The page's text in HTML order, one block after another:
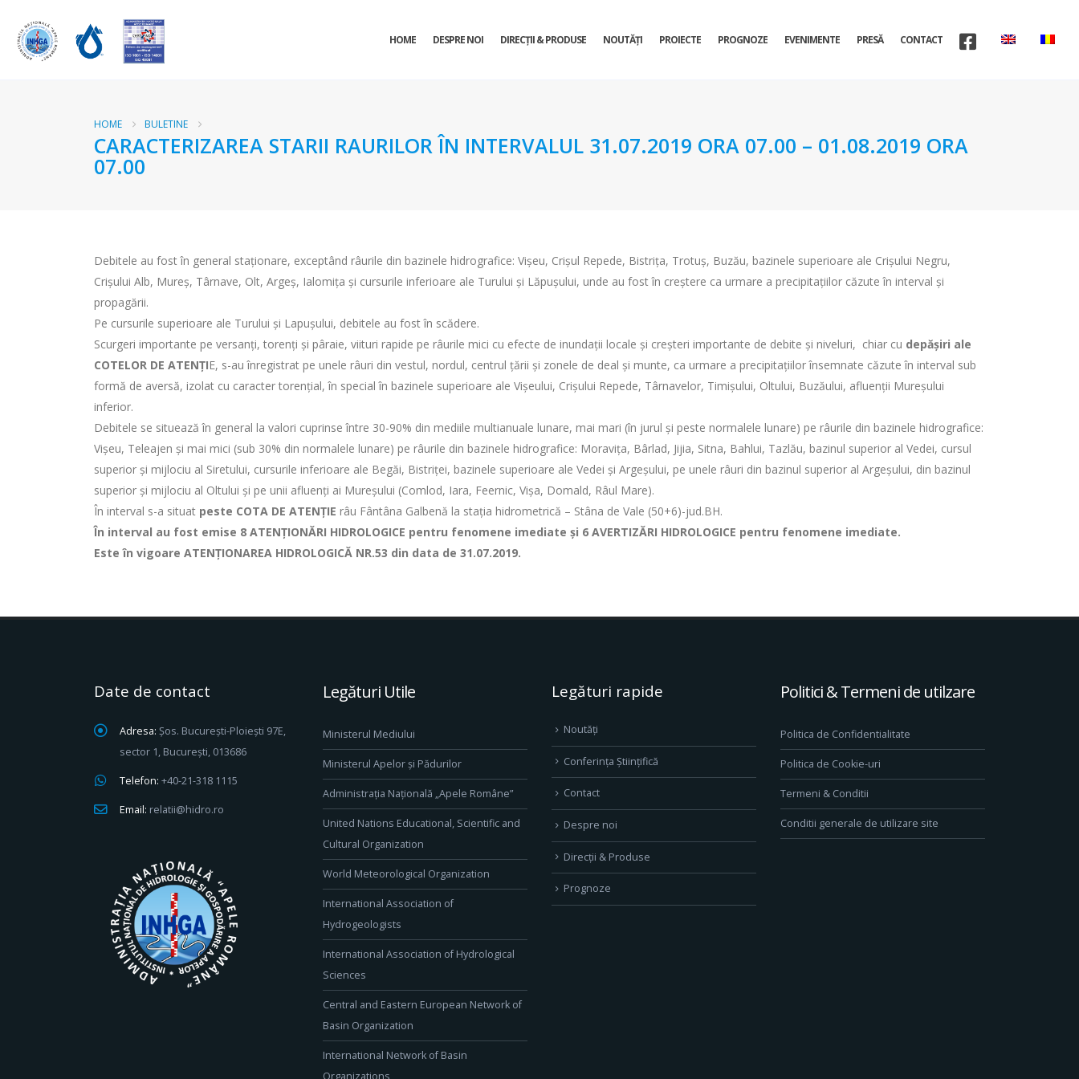
HOME DESPRE NOI DIRECŢII & PRODUSE NOUTĂȚI PROIECTE PROGNOZE EVENIMENTE PRESĂ CONTACT
HOME BULETINE
CARACTERIZAREA STARII RAURILOR ÎN INTERVALUL 31.07.2019 ORA 07.00 – 01.08.2019 ORA
07.00
Debitele au fost în general staționare, exceptând râurile din bazinele hidrografice: Vişeu, Crişul Repede, Bistriţa, Trotuş, Buzău, bazinele superioare ale Crişului Negru,
Crişului Alb, Mureş, Târnave, Olt, Argeş, Ialomiţa şi cursurile inferioare ale Turului şi Lăpuşului, unde au fost în creştere ca urmare a precipitaţiilor căzute în interval şi
propagării.
Pe cursurile superioare ale Turului şi Lapuşului, debitele au fost în scădere.
Scurgeri importante pe versanţi, torenţi şi pâraie, viituri rapide pe râurile mici cu efecte de inundaţii locale şi creşteri importante de debite şi niveluri, chiar cu depăşiri ale
COTELOR DE ATENŢIE, s-au înregistrat pe unele râuri din vestul, nordul, centrul țării și zonele de deal și munte, ca urmare a precipitaţiilor însemnate căzute în interval sub
formă de aversă, izolat cu caracter torenţial, în special în bazinele superioare ale Vișeului, Crișului Repede, Târnavelor, Timișului, Oltului, Buzăului, afluenții Mureșului
inferior.
Debitele se situează în general la valori cuprinse între 30-90% din mediile multianuale lunare, mai mari (în jurul și peste normalele lunare) pe râurile din bazinele hidrografice:
Vişeu, Teleajen şi mai mici (sub 30% din normalele lunare) pe râurile din bazinele hidrografice: Moravița, Bârlad, Jijia, Sitna, Bahlui, Tazlău, bazinul superior al Vedei, cursul
superior și mijlociu al Siretului, cursurile inferioare ale Begăi, Bistriței, bazinele superioare ale Vedei și Argeșului, pe unele râuri din bazinul superior al Argeşului, din bazinul
superior şi mijlociu al Oltului şi pe unii afluenţi ai Mureşului (Comlod, Iara, Feernic, Vișa, Domald, Râul Mare).
În interval s-a situat peste COTA DE ATENȚIE râu Fântâna Galbenă la stația hidrometrică – Stâna de Vale (50+6)-jud.BH.
În interval au fost emise 8 ATENȚIONĂRI HIDROLOGICE pentru fenomene imediate și 6 AVERTIZĂRI HIDROLOGICE pentru fenomene imediate.
Este în vigoare ATENȚIONAREA HIDROLOGICĂ NR.53 din data de 31.07.2019.
Date de contact
Adresa: Șos. București-Ploiești 97E,
sector 1, București, 013686
Telefon: +40-21-318 1115
Email: relatii@hidro.ro
Legături Utile
Ministerul Mediului
Ministerul Apelor și Pădurilor
Administrația Națională „Apele Române”
United Nations Educational, Scientific and
Cultural Organization
World Meteorological Organization
International Association of
Hydrogeologists
International Association of Hydrological
Sciences
Central and Eastern European Network of
Basin Organization
International Network of Basin
Organizations
Legături rapide
Noutăți
Conferința Științifică
Contact
Despre noi
Direcţii & Produse
Prognoze
Politici & Termeni de utilzare
Politica de Confidentialitate
Politica de Cookie-uri
Termeni & Conditii
Conditii generale de utilizare site